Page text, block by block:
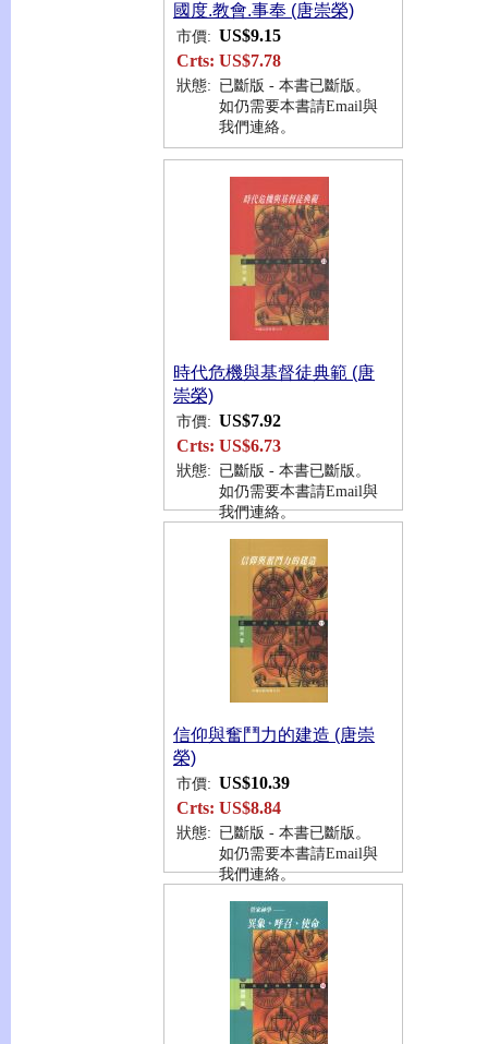
國度.教會.事奉 (唐崇榮)
市價: US$9.15
Crts: US$7.78
狀態: 已斷版 - 本書已斷版。
如仍需要本書請Email與
我們連絡。
時代危機與基督徒典範 (唐
崇榮)
市價: US$7.92
Crts: US$6.73
狀態: 已斷版 - 本書已斷版。
如仍需要本書請Email與
我們連絡。
信仰與奮鬥力的建造 (唐崇
榮)
市價: US$10.39
Crts: US$8.84
狀態: 已斷版 - 本書已斷版。
如仍需要本書請Email與
我們連絡。